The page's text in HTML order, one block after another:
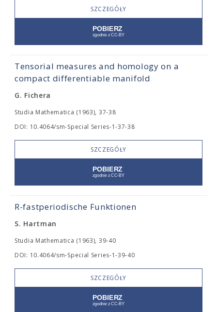
SZCZEGÓŁY
Tensorial measures and homology on a
compact differentiable manifold
G. Fichera
Studia Mathematica (1963), 37-38
DOI: 10.4064/sm-Special Series-1-37-38
SZCZEGÓŁY
R-fastperiodische Funktionen
S. Hartman
Studia Mathematica (1963), 39-40
DOI: 10.4064/sm-Special Series-1-39-40
SZCZEGÓŁY